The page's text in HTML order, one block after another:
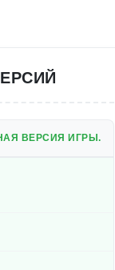
ВЕРСИЯ ИГРЫ.